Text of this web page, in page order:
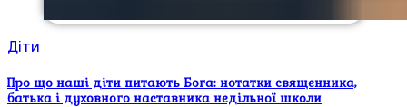
Діти
Про що наші діти питають Бога: нотатки священника,
батька і духовного наставника недільної школи